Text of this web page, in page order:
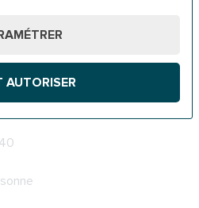
AUTORISER
Auxerre